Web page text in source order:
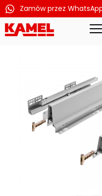
Przejdź
Zamów przez